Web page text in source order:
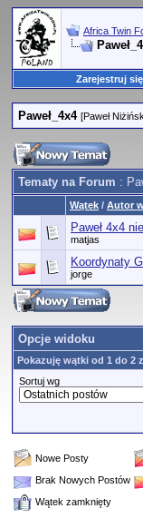
Africa Twin
Zarejestruj się
Paweł_4x4 [Paweł
Tematy na Forum :
Wątek / Autor
Paweł 4x4
matjas
Koordynaty
jorge
Opcje widoku
Pokazuję wątki od 1 do 2
Sortuj wg
Nowe Posty
Brak Nowych Postów
Wątek zamknięty